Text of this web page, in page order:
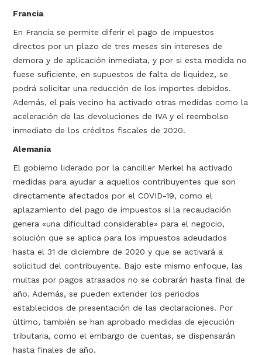
Francia
En Francia se permite diferir el pago de impuestos
directos por un plazo de tres meses sin intereses de
demora y de aplicación inmediata, y por si esta medida no
fuese suficiente, en supuestos de falta de liquidez, se
podrá solicitar una reducción de los importes debidos.
Además, el país vecino ha activado otras medidas como la
aceleración de las devoluciones de IVA y el reembolso
inmediato de los créditos fiscales de 2020.
Alemania
El gobierno liderado por la canciller Merkel ha activado
medidas para ayudar a aquellos contribuyentes que son
directamente afectados por el COVID-19, como el
aplazamiento del pago de impuestos si la recaudación
genera «una dificultad considerable» para el negocio,
solución que se aplica para los impuestos adeudados
hasta el 31 de diciembre de 2020 y que se activará a
solicitud del contribuyente. Bajo este mismo enfoque, las
multas por pagos atrasados no se cobrarán hasta final de
año. Además, se pueden extender los periodos
establecidos de presentación de las declaraciones. Por
último, también se han aprobado medidas de ejecución
tributaria, como el embargo de cuentas, se dispensarán
hasta finales de año.